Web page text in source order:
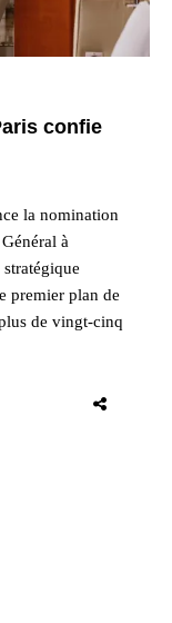
confie
la nomination
à
premier plan de
de vingt-cinq